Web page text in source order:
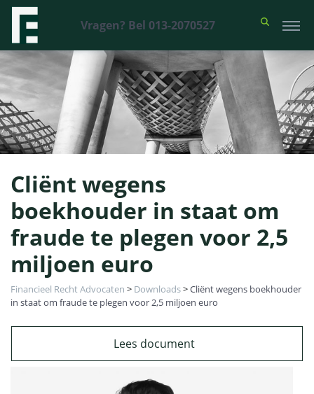
Vragen? Bel 013-2070527
Cliënt wegens
boekhouder in staat om
fraude te plegen voor 2,5
miljoen euro
Financieel Recht Advocaten > Downloads>Cliënt wegens boekhouder
in staat om fraude te plegen voor 2,5 miljoen euro
Lees document